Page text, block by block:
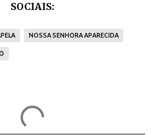
SOCIAIS:
NOSSA SENHORA APARECIDA